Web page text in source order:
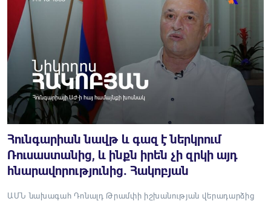
Հունգարիան նավթ և գազ է ներկրում
Ռուսաստանից, և ինքն իրեն չի զրկի այդ
հնարավորությունից. Հակոբյան
ԱՄՆ նախագահ Դոնալդ Թրամփի իշխանության վերադարձից